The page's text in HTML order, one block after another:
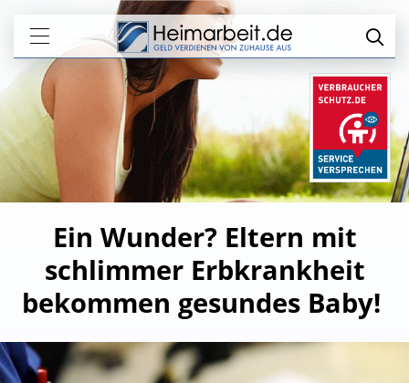
Ein Wunder? Eltern mit
schlimmer Erbkrankheit
bekommen gesundes Baby!